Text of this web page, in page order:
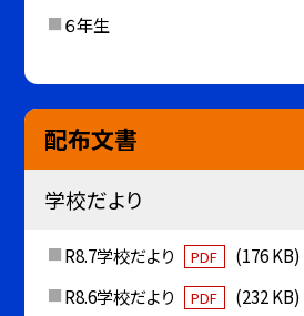
６年生
配布文書
学校だより
R8.7学校だより PDF
(176 KB)
R8.6学校だより
PDF
(232 KB)